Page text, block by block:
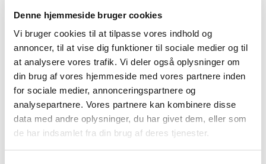
Denne hjemmeside bruger cookies
Vi bruger cookies til at tilpasse vores indhold og
annoncer, til at vise dig funktioner til sociale medier og til
at analysere vores trafik. Vi deler også oplysninger om
din brug af vores hjemmeside med vores partnere inden
for sociale medier, annonceringspartnere og
analysepartnere. Vores partnere kan kombinere disse
data med andre oplysninger, du har givet dem, eller som
de har indsamlet fra din brug af deres tjenester.